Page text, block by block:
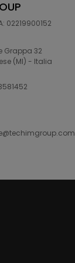
02219900152
Grappa 32
(MI) - Italia